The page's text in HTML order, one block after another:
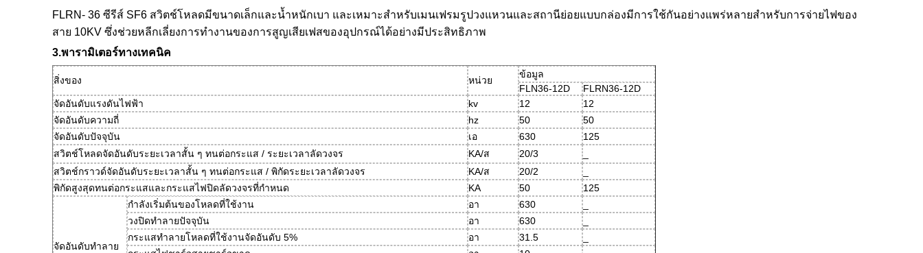
FLRN- 36 ซีรีส์ SF6 สวิตช์โหลดมีขนาดเล็กและน้ำหนักเบา และเหมาะสำหรับเมนเฟรมรูปวงแหวนและสถานีย่อยแบบกล่องมีการใช้กันอย่างแพร่หลายสำหรับการจ่ายไฟของ
สาย 10KV ซึ่งช่วยหลีกเลี่ยงการทำงานของการสูญเสียเฟสของอุปกรณ์ได้อย่างมีประสิทธิภาพ
3.พารามิเตอร์ทางเทคนิค
สิ่งของ หน่วย
ข้อมูล
FLN36-12D
FLRN36-12D
จัดอันดับแรงดันไฟฟ้า
kv 12
12
จัดอันดับความถี่
hz 50
50
จัดอันดับปัจจุบัน
เอ 630
125
สวิตช์โหลดจัดอันดับระยะเวลาสั้น ๆ ทนต่อกระแส / ระยะเวลาลัดวงจร
KA/ส 20/3
สวิตช์กราวด์จัดอันดับระยะเวลาสั้น ๆ ทนต่อกระแส / พิกัดระยะเวลาลัดวงจร
KA/ส 20/2
พิกัดสูงสุดทนต่อกระแสและกระแสไฟปิดลัดวงจรที่กำหนด
KA 50 125
จัดอันดับทำลาย
กำลังเริ่มต้นของโหลดที่ใช้งาน อา 630
วงปิดทำลายปัจจุบัน
อา 630
กระแสทำลายโหลดที่ใช้งานจัดอันดับ 5%
อา 31.5